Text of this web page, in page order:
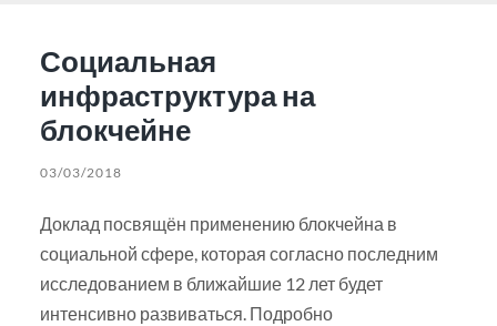
Социальная
инфраструктура на
блокчейне
03/03/2018
Доклад посвящён применению блокчейна в
социальной сфере, которая согласно последним
исследованием в ближайшие 12 лет будет
интенсивно развиваться. Подробно